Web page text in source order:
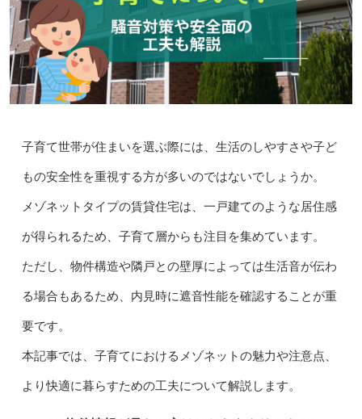
子育て世帯が住まいを選ぶ際には、生活のしやすさや子ど
もの安全性を重視する方が多いのではないでしょうか。
メゾネットタイプの賃貸住宅は、一戸建てのような居住感
が得られるため、子育て層からも注目を集めています。
ただし、物件構造や隣戸との壁厚によっては生活音が伝わ
る場合もあるため、内見時に遮音性能を確認することが重
要です。
本記事では、子育てにおけるメゾネットの魅力や注意点、
より快適に暮らすための工夫について解説します。